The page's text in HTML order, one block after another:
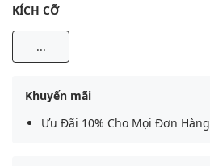
KÍCH CỠ
...
Khuyến mãi
Ưu Đãi 10% Cho Mọi Đơn Hàng